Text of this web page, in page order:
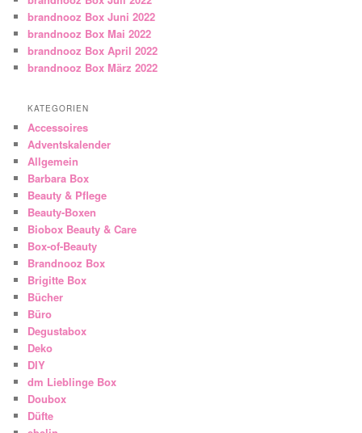
brandnooz Box Juni 2022
brandnooz Box Mai 2022
brandnooz Box April 2022
brandnooz Box März 2022
KATEGORIEN
Accessoires
Adventskalender
Allgemein
Barbara Box
Beauty & Pflege
Beauty-Boxen
Biobox Beauty & Care
Box-of-Beauty
Brandnooz Box
Brigitte Box
Bücher
Büro
Degustabox
Deko
DIY
dm Lieblinge Box
Doubox
Düfte